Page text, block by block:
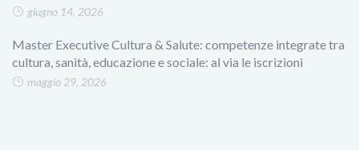
giugno 14, 2026
Master Executive Cultura & Salute: competenze integrate tra
cultura, sanità, educazione e sociale: al via le iscrizioni
maggio 29, 2026